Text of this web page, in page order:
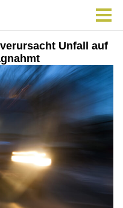
Unfall auf